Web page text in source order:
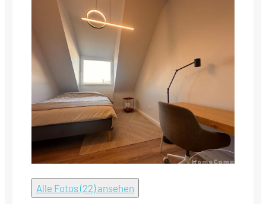
Alle Fotos (22) ansehen